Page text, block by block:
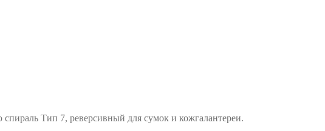
Тип 7, реверсивный для сумок и кожгалантереи.